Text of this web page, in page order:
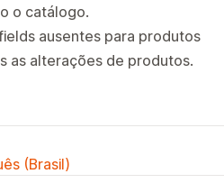
o catálogo.
ausentes para produtos
as alterações de produtos.
(Brasil)